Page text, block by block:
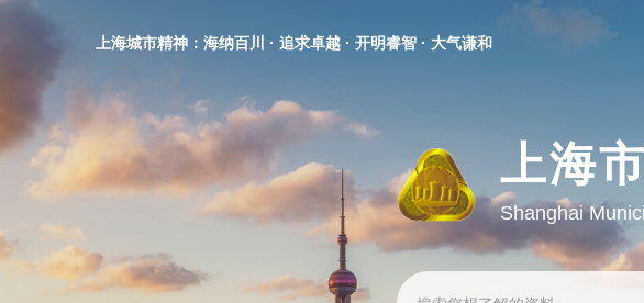
明
网
站
上海城市精神：海纳百川 · 追求卓越 · 开明睿智 · 大气谦和
上海
Shanghai